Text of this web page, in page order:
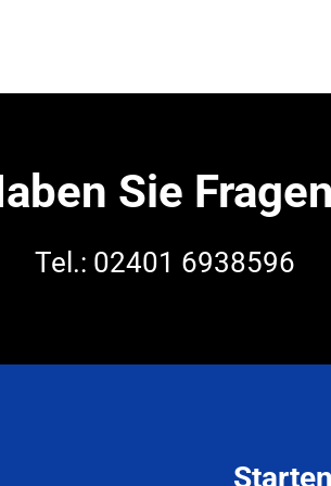
Sie
Tel.: 02401 6938596